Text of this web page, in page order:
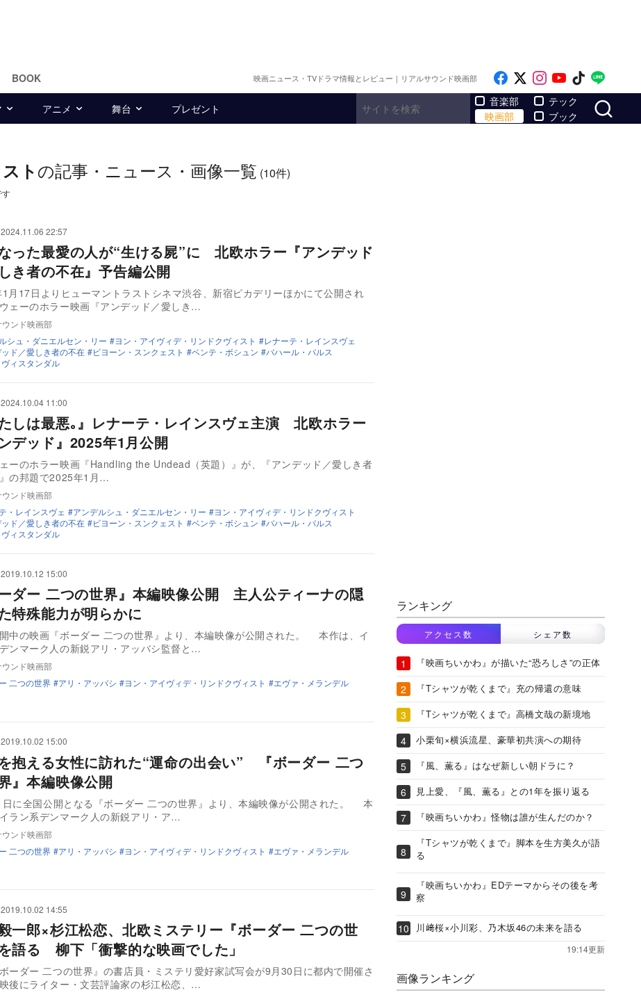
BOOK 映画ニュース・TVドラマ情報とレビュー｜リアルサウンド映画部 Like on Facebook
Follow on x
Follow on
Follow on
Follow
アニメ 舞台 プレゼント
音楽部
映画部
テック
ブック
トの記事・ニュース・画像一覧 (10件)
す
2024.11.06 22:57
った最愛の人が“生ける屍”に 北欧ホラー『アンデッド
き者の不在』予告編公開
月17日よりヒューマントラストシネマ渋谷、新宿ピカデリーほかにて公開され
ェーのホラー映画『アンデッド／愛しき…
ウンド映画部
シュ・ダニエルセン・リー
ヨン・アイヴィデ・リンドクヴィスト
レナーテ・レインスヴェ
ド／愛しき者の不在
ビヨーン・スンクェスト ベンテ・ボシュン
バハール・パルス
ィスタンダル
2024.10.04 11:00
たしは最悪｡』レナーテ・レインスヴェ主演 北欧ホラー
ンデッド』2025年1月公開
ーのホラー映画『Handling the Undead（英題）』が、『アンデッド／愛しき者
の邦題で2025年1月…
ウンド映画部
・レインスヴェ
アンデルシュ・ダニエルセン・リー
ヨン・アイヴィデ・リンドクヴィスト
ド／愛しき者の不在
ビヨーン・スンクェスト ベンテ・ボシュン
バハール・パルス
ィスタンダル
2019.10.12 15:00
ーダー 二つの世界』本編映像公開 主人公ティーナの隠
特殊能力が明らかに
中の映画『ボーダー 二つの世界』より、本編映像が公開された。 本作は、イ
ンマーク人の新鋭アリ・アッバシ監督と…
ウンド映画部
二つの世界
アリ・アッバシ ヨン・アイヴィデ・リンドクヴィスト エヴァ・メランデル
2019.10.02 15:00
抱える女性に訪れた“運命の出会い” 『ボーダー 二つ
』本編映像公開
日に全国公開となる『ボーダー 二つの世界』より、本編映像が公開された。 本
ラン系デンマーク人の新鋭アリ・ア…
ウンド映画部
二つの世界
アリ・アッバシ ヨン・アイヴィデ・リンドクヴィスト エヴァ・メランデル
2019.10.02 14:55
一郎×杉江松恋、北欧ミステリー『ボーダー 二つの世
語る 柳下「衝撃的な映画でした」
ーダー 二つの世界』の書店員・ミステリ愛好家試写会が9月30日に都内で開催さ
後にライター・文芸評論家の杉江松恋、…
ランキング
アクセス数 シェア数
『映画ちいかわ』が描いた“恐ろしさ”の正体
『Tシャツが乾くまで』充の帰還の意味
『Tシャツが乾くまで』高橋文哉の新境地
小栗旬×横浜流星、豪華初共演への期待
『風、薫る』はなぜ新しい朝ドラに？
見上愛、『風、薫る』との1年を振り返る
『映画ちいかわ』怪物は誰が生んだのか？
『Tシャツが乾くまで』脚本を生方美久が語
る
『映画ちいかわ』EDテーマからその後を考
察
川﨑桜×小川彩、乃木坂46の未来を語る
19:14更新
画像ランキング